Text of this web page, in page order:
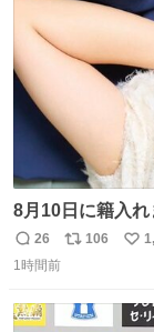
8月10日に籍入れ
返
信
26
リ
ト
106
い
数
1時間前